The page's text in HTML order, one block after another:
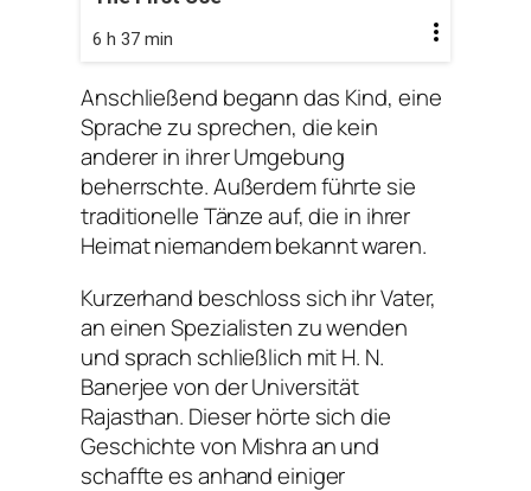
6 h 37 min
Anschließend begann das Kind, eine
Sprache zu sprechen, die kein
anderer in ihrer Umgebung
beherrschte. Außerdem führte sie
traditionelle Tänze auf, die in ihrer
Heimat niemandem bekannt waren.
Kurzerhand beschloss sich ihr Vater,
an einen Spezialisten zu wenden
und sprach schließlich mit H. N.
Banerjee von der Universität
Rajasthan. Dieser hörte sich die
Geschichte von Mishra an und
schaffte es anhand einiger